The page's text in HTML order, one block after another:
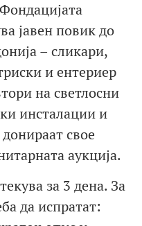
јавен повик до
– сликари,
и ентериер
на светлосни
инсталации и
свое
аукција.
за 3 дена. За
да испратат: